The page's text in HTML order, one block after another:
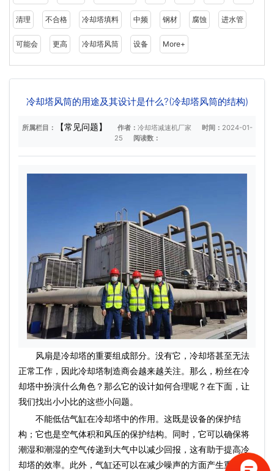
清理 不合格 冷却塔填料 中频 钢材 腐蚀 进水管
可能会 更高 冷却塔风筒 设备 More+
冷却塔风筒的用途及其设计是什么?(冷却塔风筒的结构)
所属栏目： 【常见问题】 作者： 冷却塔减速机厂家 时间： 2024-01-
25
阅读数：
风扇是冷却塔的重要组成部分。没有它，冷却塔甚至无法
正常工作，因此冷却塔制造商会越来越关注。那么，粉丝在冷
却塔中扮演什么角色？那么它的设计如何合理呢？在下面，让
我们找出小小比的这些小问题。
不能低估气缸在冷却塔中的作用。这既是设备的保护结
构；它也是空气体积和风压的保护结构。同时，它可以确保将
潮湿和潮湿的空气传递到大气中以减少回报，这有助于提高冷
却塔的效率。此外，气缸还可以在减少噪声的方面产生重大影